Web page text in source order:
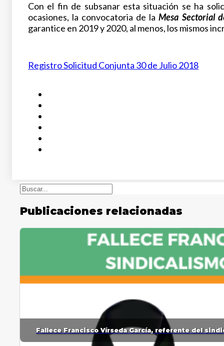
Con el fin de subsanar esta situación se ha
ocasiones, la convocatoria de laMesa Sectorial
garantice en 2019 y 2020, al menos, los mismos
Registro Solicitud Conjunta 30 de Julio 2018
Buscar
Publicaciones relacionadas
Fallece Francisco Vírseda García, referente del